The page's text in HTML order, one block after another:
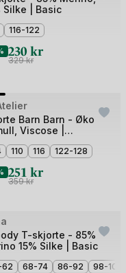
design.
flekker som vanligvis
Silke | Basic
116-122
230 kr
329kr
Barn Barn - Øko
Viscose |
LIL
110 116 122-128
251 kr
359kr
T-skjorte - 85%
15% Silke | Basic
68-74 86-92 98-104